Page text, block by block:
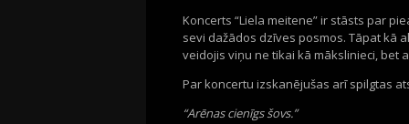
Koncerts “Liela meitene” ir stāsts par
sevi dažādos dzīves posmos. Tāpat kā
veidojis viņu ne tikai kā mākslinieci,
Par koncertu izskanējušas arī spilgtas
“Arēnas cienīgs šovs.”